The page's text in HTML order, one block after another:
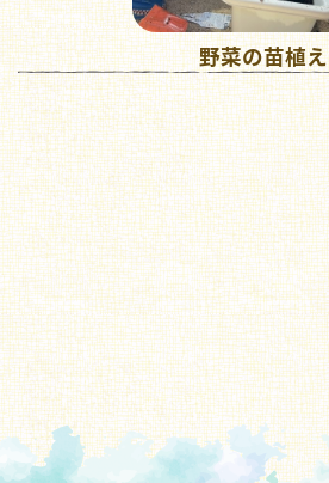
野菜の苗植え